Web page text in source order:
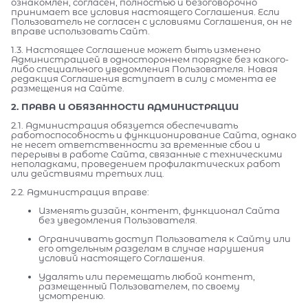
принимает все условия настоящего Соглашения. Если
Пользователь не согласен с условиями Соглашения, он не
вправе использовать Сайт.
1.3. Настоящее Соглашение может быть изменено
Администрацией в одностороннем порядке без какого-
либо специального уведомления Пользователя. Новая
редакция Соглашения вступает в силу с момента ее
размещения на Сайте.
2. ПРАВА И ОБЯЗАННОСТИ АДМИНИСТРАЦИИ
2.1. Администрация обязуется обеспечивать
работоспособность и функционирование Сайта, однако
не несет ответственности за временные сбои и
перерывы в работе Сайта, связанные с техническими
неполадками, проведением профилактических работ
или действиями третьих лиц.
2.2. Администрация вправе:
Изменять дизайн, контент, функционал Сайта
без уведомления Пользователя.
Ограничивать доступ Пользователя к Сайту или
его отдельным разделам в случае нарушения
условий настоящего Соглашения.
Удалять или перемещать любой контент,
размещенный Пользователем, по своему
усмотрению.